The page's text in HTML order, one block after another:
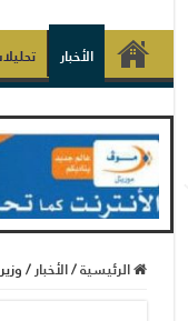
الأخبار
الرئيسية/الأخبار/